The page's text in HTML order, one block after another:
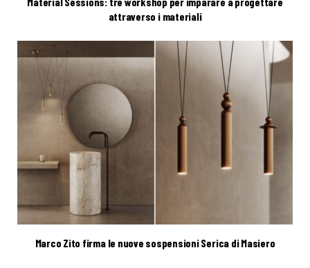
attraverso i materiali
Marco Zito firma le nuove sospensioni Serica di Masiero